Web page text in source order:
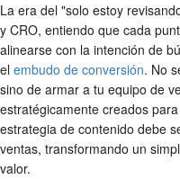
La era del "solo estoy
y CRO, entiendo que cada
alinearse con la intención de
el embudo de conversión. No
sino de armar a tu equipo de
estratégicamente creados
estrategia de contenido debe
ventas, transformando un
valor.